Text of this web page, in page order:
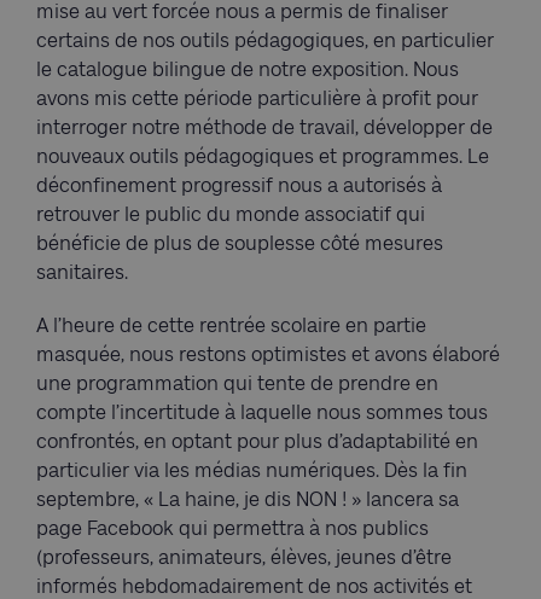
mise au vert forcée nous a permis de finaliser
certains de nos outils pédagogiques, en particulier
le catalogue bilingue de notre exposition. Nous
avons mis cette période particulière à profit pour
interroger notre méthode de travail, développer de
nouveaux outils pédagogiques et programmes. Le
déconfinement progressif nous a autorisés à
retrouver le public du monde associatif qui
bénéficie de plus de souplesse côté mesures
sanitaires.
A l’heure de cette rentrée scolaire en partie
masquée, nous restons optimistes et avons élaboré
une programmation qui tente de prendre en
compte l’incertitude à laquelle nous sommes tous
confrontés, en optant pour plus d’adaptabilité en
particulier via les médias numériques. Dès la fin
septembre, « La haine, je dis NON ! » lancera sa
page Facebook qui permettra à nos publics
(professeurs, animateurs, élèves, jeunes d’être
informés hebdomadairement de nos activités et